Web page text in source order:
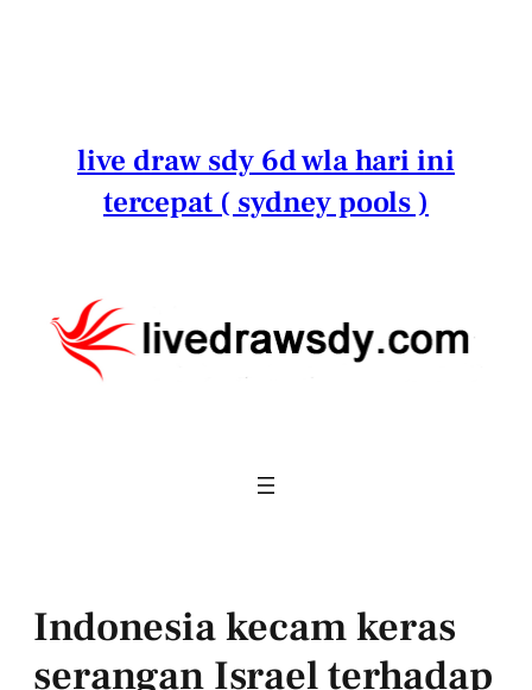
live draw sdy 6d wla hari ini
tercepat ( sydney pools )
Indonesia kecam keras
serangan Israel terhadap